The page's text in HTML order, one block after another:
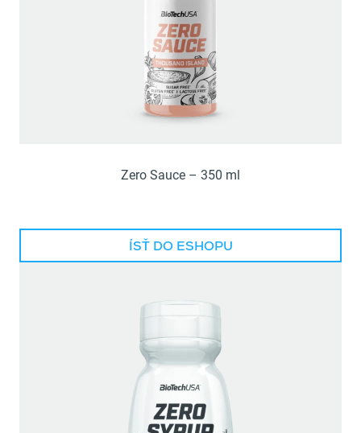
Zero Sauce – 350 ml
ÍSŤ DO ESHOPU